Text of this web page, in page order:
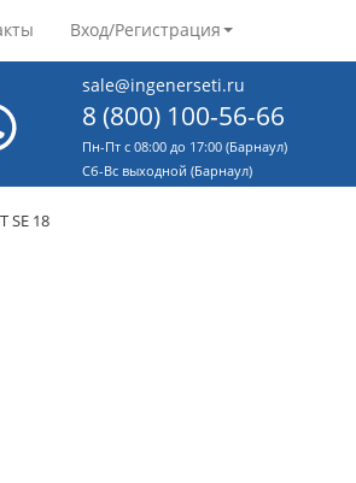
Вход/Регистрация
sale@ingenerseti.ru
8 (800) 100-56-66
Пн-Пт с 08:00 до 17:00 (Барнаул)
Cб-Вс выходной (Барнаул)
SE 18